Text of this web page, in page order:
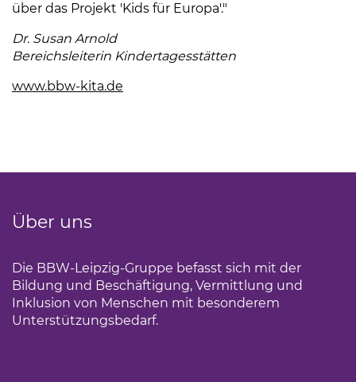
über das Projekt 'Kids für Europa'."
Dr. Susan Arnold
Bereichsleiterin Kindertagesstätten
www.bbw-kita.de
Über uns
Die BBW-Leipzig-Gruppe befasst sich mit der
Bildung und Beschäftigung, Vermittlung und
Inklusion von Menschen mit besonderem
Unterstützungsbedarf.